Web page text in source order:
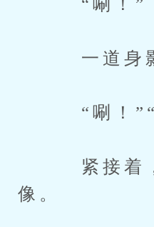
一道身影
“唰！”“
紧接着，又
像。